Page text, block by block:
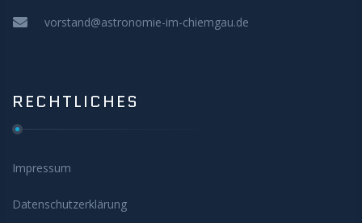
vorstand@astronomie-im-chiemgau.de
RECHTLICHES
Impressum
Datenschutzerklärung